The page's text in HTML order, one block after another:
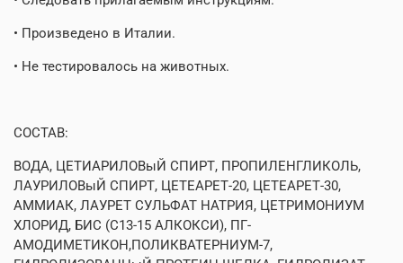
• Произведено в Италии.
• Не тестировалось на животных.
СОСТАВ:
ВОДА, ЦЕТИАРИЛОВыЙ СПИРТ, ПРОПИЛЕНГЛИКОЛЬ,
ЛАУРИЛОВыЙ СПИРТ, ЦЕТЕАРЕТ-20, ЦЕТЕАРЕТ-30,
АММИАК, ЛАУРЕТ СУЛЬФАТ НАТРИЯ, ЦЕТРИМОНИУМ
ХЛОРИД, БИС (С13-15 АЛКОКСИ), ПГ-
АМОДИМЕТИКОН,ПОЛИКВАТЕРНИУМ-7,